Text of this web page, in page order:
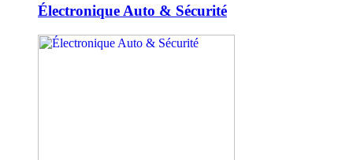
Électronique Auto & Sécurité